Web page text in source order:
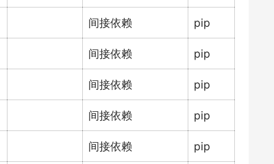
间接依赖 pip
间接依赖 pip
间接依赖 pip
间接依赖 pip
间接依赖 pip